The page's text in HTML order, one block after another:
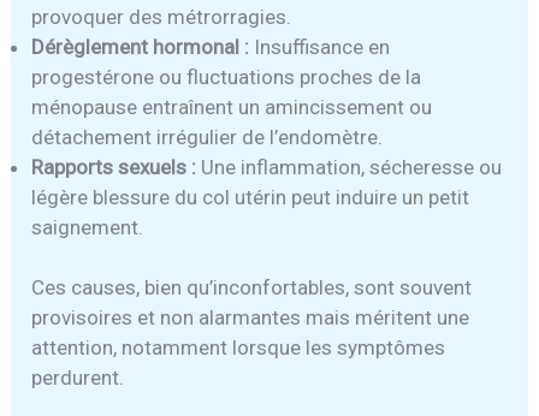
provoquer des métrorragies.
Dérèglement hormonal : Insuffisance en
progestérone ou fluctuations proches de la
ménopause entraînent un amincissement ou
détachement irrégulier de l’endomètre.
Rapports sexuels : Une inflammation, sécheresse ou
légère blessure du col utérin peut induire un petit
saignement.
Ces causes, bien qu’inconfortables, sont souvent
provisoires et non alarmantes mais méritent une
attention, notamment lorsque les symptômes
perdurent.